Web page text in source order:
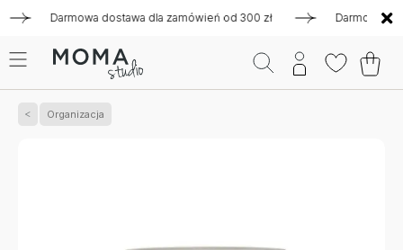
Darmowa dostawa dla zamówień od 300 zł Darmowa
Organizacja